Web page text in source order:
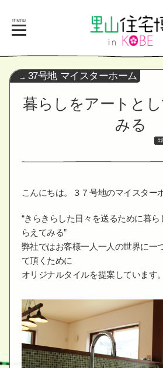
menu
暮らしをアートと
みる
37号地 マイスターホーム
出
こんにちは。３７号地のマイスター
“きらきらした日々を送るために暮
らえてみる”
弊社ではお客様一人一人の世界に一
て頂くために
オリジナルタイルを提案しています。